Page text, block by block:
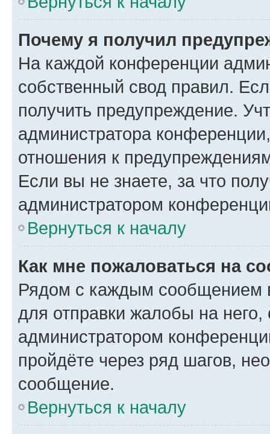
Почему я получил
На каждой конференции
собственный свод правил.
получить предупреждение.
администратора
отношения к
Если вы не знаете, за что
администратором
Вернуться к началу
Как мне пожаловаться на
Рядом с каждым сообщением
для отправки жалобы на
администратором
пройдёте через ряд шагов,
сообщение.
Вернуться к началу